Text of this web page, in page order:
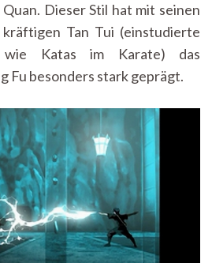
Dieser Stil hat mit seinen
Tan Tui (einstudierte
wie Katas im Karate) das
Fu besonders stark geprägt.